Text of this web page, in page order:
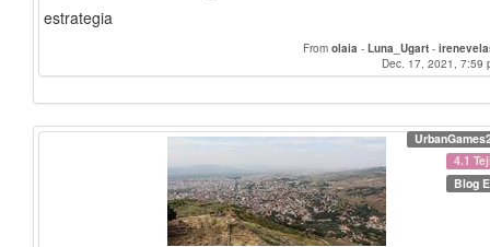
estrategia
From olaia - Luna_Ugart -
Dec. 17, 2021, 7:59
4.1
Blog